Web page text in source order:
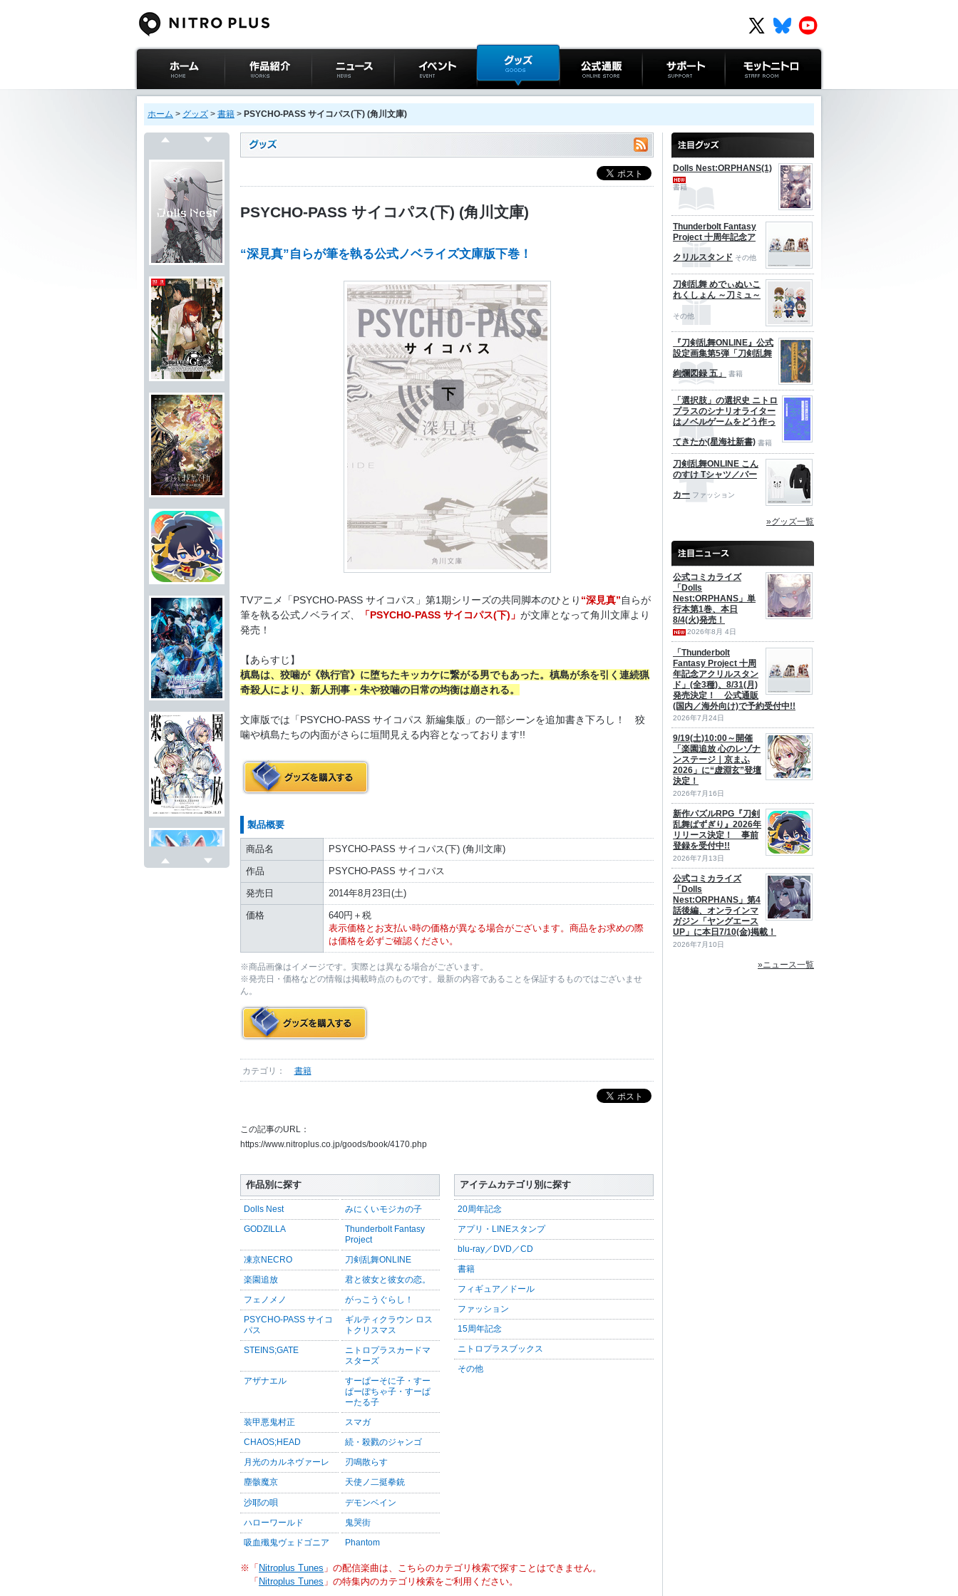
ニトロプラス公式
サイト ホーム
作品紹介 ニュース イベント グッズ 公式通販 サポート モットニトロ
ホーム > グッズ > 書籍 > PSYCHO-PASS サイコパス(下) (角川文庫)
PSYCHO-PASS サイコパス(下) (角川文庫)
“深見真”自らが筆を執る公式ノベライズ文庫版下巻！
TVアニメ「PSYCHO-PASS サイコパス」第1期シリーズの共同脚本のひとり “深見真”自らが
筆を執る公式ノベライズ、
「PSYCHO-PASS サイコパス(下)」 が文庫となって角川文庫より
発売！
【あらすじ】
槙島は、狡噛が《執行官》に堕ちたキッカケに繋がる男でもあった。槙島が糸を引く連続猟
奇殺人により、新人刑事・朱や狡噛の日常の均衡は崩される。
文庫版では「PSYCHO-PASS サイコパス 新編集版」の一部シーンを追加書き下ろし！ 狡
噛や槙島たちの内面がさらに垣間見える内容となっております!!
製品概要
商品名 PSYCHO-PASS サイコパス(下) (角川文庫)
作品 PSYCHO-PASS サイコパス
発売日 2014年8月23日(土)
価格
640円＋税
表示価格とお支払い時の価格が異なる場合がございます。商品をお求めの際
は価格を必ずご確認ください。
※商品画像はイメージです。実際とは異なる場合がございます。
※発売日・価格などの情報は掲載時点のものです。最新の内容であることを保証するものではございませ
ん。
カテゴリ： 書籍
この記事のURL：
https://www.nitroplus.co.jp/goods/book/4170.php
作品別に探す
Dolls Nest みにくいモジカの子
GODZILLA
Thunderbolt Fantasy
Project
凍京NECRO 刀剣乱舞ONLINE
楽園追放 君と彼女と彼女の恋。
フェノメノ がっこうぐらし！
PSYCHO-PASS サイコ
パス
ギルティクラウン ロス
トクリスマス
STEINS;GATE
ニトロプラスカードマ
スターズ
アザナエル
すーぱーそに子・すー
ぱーぽちゃ子・すーぱ
ーたる子
装甲悪鬼村正 スマガ
CHAOS;HEAD 続・殺戮のジャンゴ
月光のカルネヴァーレ 刃鳴散らす
塵骸魔京 天使ノ二挺拳銃
沙耶の唄 デモンベイン
ハローワールド 鬼哭街
吸血殲鬼ヴェドゴニア Phantom
アイテムカテゴリ別に探す
20周年記念
アプリ・LINEスタンプ
blu-ray／DVD／CD
書籍
フィギュア／ドール
ファッション
15周年記念
ニトロプラスブックス
その他
※「 Nitroplus Tunes 」の配信楽曲は、こちらのカテゴリ検索で探すことはできません。
「 Nitroplus Tunes 」の特集内のカテゴリ検索をご利用ください。
Dolls Nest:ORPHANS(1)
書籍
Thunderbolt Fantasy
Project 十周年記念ア
クリルスタンド その他
刀剣乱舞 めでぃぬいこ
れくしょん ～刀ミュ～
その他
『刀剣乱舞ONLINE』公式
設定画集第5弾「刀剣乱舞
絢爛図録 五」 書籍
「選択肢」の選択史 ニトロ
プラスのシナリオライター
はノベルゲームをどう作っ
てきたか(星海社新書) 書籍
刀剣乱舞ONLINE こん
のすけ Tシャツ／パー
カー ファッション
»グッズ一覧
公式コミカライズ
「Dolls
Nest:ORPHANS」単
行本第1巻、本日
8/4(火)発売！
2026年8月 4日
「Thunderbolt
Fantasy Project 十周
年記念アクリルスタン
ド」(全3種)、8/31(月)
発売決定！ 公式通販
(国内／海外向け)で予約受付中!!
2026年7月24日
9/19(土)10:00～開催
「楽園追放 心のレゾナ
ンステージ｜京まふ
2026」に“虚淵玄”登壇
決定！
2026年7月16日
新作パズルRPG『刀剣
乱舞ぱずぎり』2026年
リリース決定！ 事前
登録を受付中!!
2026年7月13日
公式コミカライズ
「Dolls
Nest:ORPHANS」第4
話後編、オンラインマ
ガジン「ヤングエース
UP」に本日7/10(金)掲載！
2026年7月10日
»ニュース一覧